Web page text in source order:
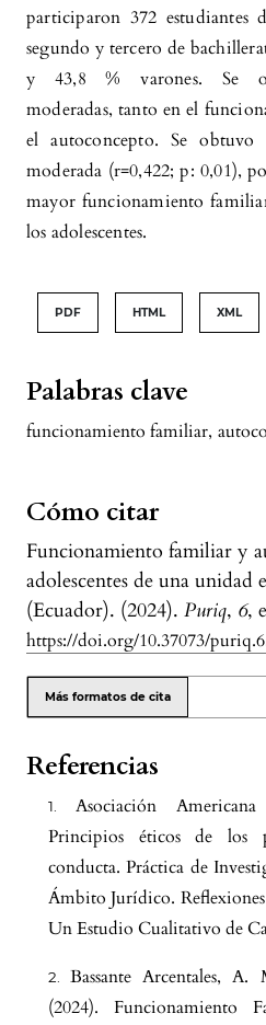
Palabras clave
funcionamiento familiar,
Cómo citar
Funcionamiento familiar y
adolescentes de una unidad
(Ecuador). (2024). Puriq, 6,
https://doi.org/10.37073/
Más formatos de cita
participaron 372 estudiantes
segundo y tercero de
y 43,8 % varones. Se
moderadas, tanto en el
el autoconcepto. Se
moderada (r=0,422; p: 0,01),
mayor funcionamiento
los adolescentes.
PDF HTML XML
Referencias
Asociación
Principios éticos de los
conducta. Práctica de
Ámbito Jurídico.
Un Estudio Cualitativo de
Bassante Arcentales,
(2024). Funcionamiento